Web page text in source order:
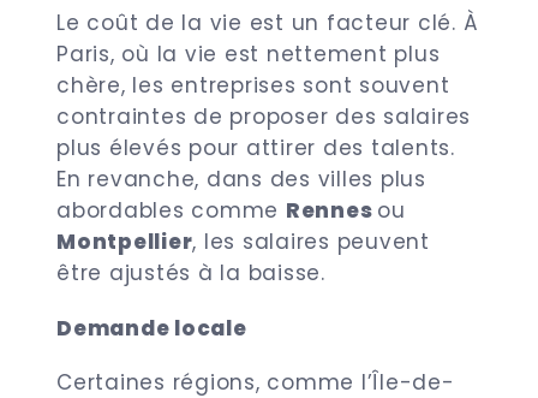
Le coût de la vie est un facteur clé. À
Paris, où la vie est nettement plus
chère, les entreprises sont souvent
contraintes de proposer des salaires
plus élevés pour attirer des talents.
En revanche, dans des villes plus
abordables comme Rennes ou
Montpellier, les salaires peuvent
être ajustés à la baisse.
Demande locale
Certaines régions, comme l’Île-de-